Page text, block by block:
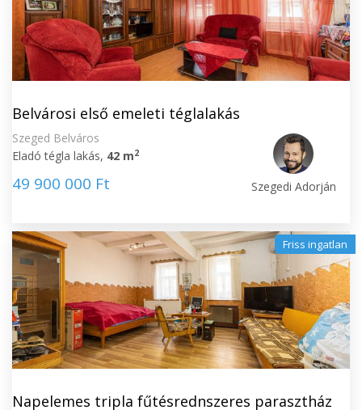
Belvárosi első emeleti téglalakás
Szeged Belváros
Eladó tégla lakás, 42 m2
49 900 000 Ft Szegedi Adorján
Friss ingatlan
Napelemes tripla fűtésrednszeres parasztház